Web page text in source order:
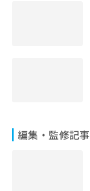
編集・監修記事